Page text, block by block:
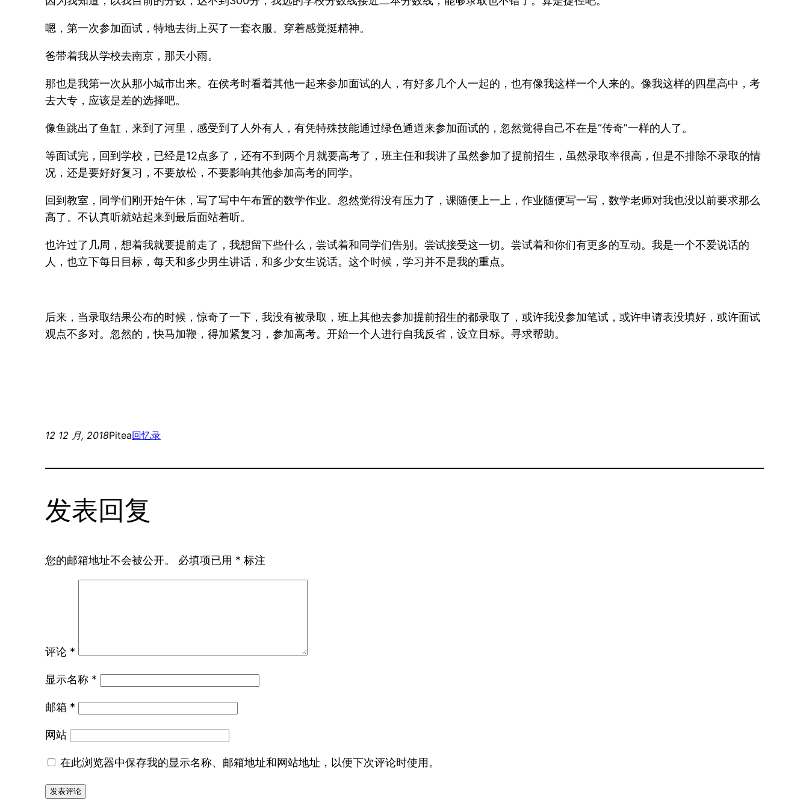
嗯，第一次参加面试，特地去街上买了一套衣服。穿着感觉挺精神。
爸带着我从学校去南京，那天小雨。
那也是我第一次从那小城市出来。在侯考时看着其他一起来参加面试的人，有好多几个人一起的，也有像我这样一个人来的。像我这样的四星高中，考
去大专，应该是差的选择吧。
像鱼跳出了鱼缸，来到了河里，感受到了人外有人，有凭特殊技能通过绿色通道来参加面试的，忽然觉得自己不在是“传奇”一样的人了。
等面试完，回到学校，已经是12点多了，还有不到两个月就要高考了，班主任和我讲了虽然参加了提前招生，虽然录取率很高，但是不排除不录取的情
况，还是要好好复习，不要放松，不要影响其他参加高考的同学。
回到教室，同学们刚开始午休，写了写中午布置的数学作业。忽然觉得没有压力了，课随便上一上，作业随便写一写，数学老师对我也没以前要求那么
高了。不认真听就站起来到最后面站着听。
也许过了几周，想着我就要提前走了，我想留下些什么，尝试着和同学们告别。尝试接受这一切。尝试着和你们有更多的互动。我是一个不爱说话的
人，也立下每日目标，每天和多少男生讲话，和多少女生说话。这个时候，学习并不是我的重点。
后来，当录取结果公布的时候，惊奇了一下，我没有被录取，班上其他去参加提前招生的都录取了，或许我没参加笔试，或许申请表没填好，或许面试
观点不多对。忽然的，快马加鞭，得加紧复习，参加高考。开始一个人进行自我反省，设立目标。寻求帮助。
12 12 月, 2018Pitea回忆录
发表回复
您的邮箱地址不会被公开。 必填项已用 * 标注
评论 *
显示名称 *
邮箱 *
网站
在此浏览器中保存我的显示名称、邮箱地址和网站地址，以便下次评论时使用。